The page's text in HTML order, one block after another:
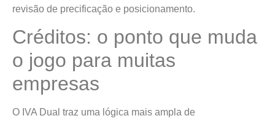
revisão de precificação e posicionamento.
Créditos: o ponto que muda
o jogo para muitas
empresas
O IVA Dual traz uma lógica mais ampla de